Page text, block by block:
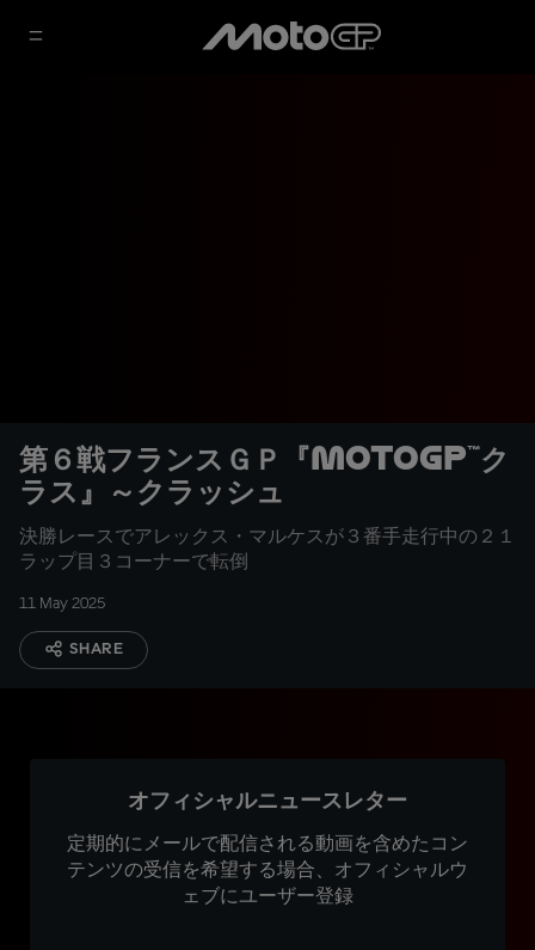
第６戦フランスＧＰ『MotoGP™ク
ラス』～クラッシュ
決勝レースでアレックス・マルケスが３番手走行中の２１
ラップ目３コーナーで転倒
11 May 2025
SHARE
オフィシャルニュースレター
定期的にメールで配信される動画を含めたコン
テンツの受信を希望する場合、オフィシャルウ
ェブにユーザー登録